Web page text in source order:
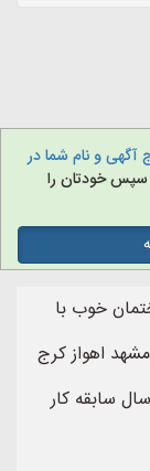
آگهی و نام شما در
سپس خودتان را
خوب با
اهواز کرج
سابقه کار